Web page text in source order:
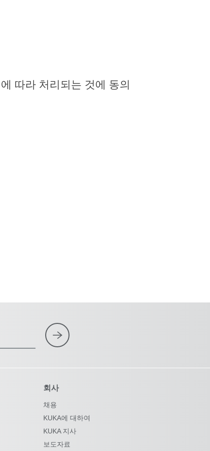
에 따라 처리되는 것에 동의
회사
채용
KUKA에 대하여
KUKA 지사
보도자료